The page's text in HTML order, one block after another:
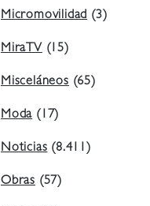
Micromovilidad(3)
MiraTV(15)
Misceláneos(65)
Moda(17)
Noticias(8.411)
Obras (57)